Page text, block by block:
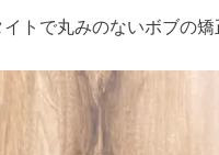
トで丸みのないボブの矯